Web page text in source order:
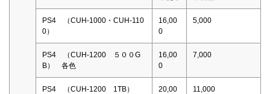
PS4 （CUH-1000・CUH-110
0）
16,00
0
5,000
PS4 （CUH-1200 ５００G
B） 各色
16,00
0
7,000
PS4 （CUH-1200 1TB）
20,00
11,000